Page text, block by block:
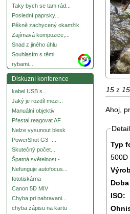
Taky bych se tam rád...
Poslední paprsky...
Pěkně zachycený okamžik.
Zajímavá kompozice,...
Snad z jiného úhlu
Souhlasím s těmi
rybami...
more
Diskuzní konference
kabel USB s...
Jaký je rozdíl mezi...
Manuální objektiv
Přestal reagovat AF
Nelze vysunout blesk
PowerShot G3 -...
Skutečný počet...
Špatná světelnost -...
Nefunguje autofocus...
fototiskárna
Canon 5D MIV
Chyba pri nahravani...
chyba zápisu na kartu
15 z 15
Ahoj,
Typ
500D
ISO: